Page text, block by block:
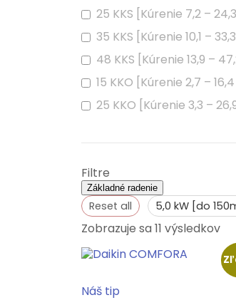
25 KKS [Kúrenie 7,2 – 24,3]
35 KKS [Kúrenie 10,1 – 33,3]
48 KKS [Kúrenie 13,9 –
15 KKO [Kúrenie 2,7 –
25 KKO [Kúrenie 3,3 –
Filtre
Základné radenie
Reset all 5,0 kW [do
Zobrazuje sa 11 výsledkov
Náš tip